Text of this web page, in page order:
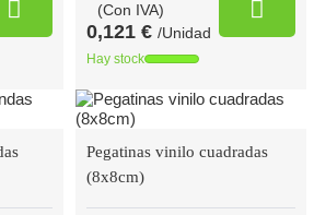
(Con IVA)
0,121 € /Unidad
Hay stock
Pegatinas vinilo cuadradas
(8x8cm)